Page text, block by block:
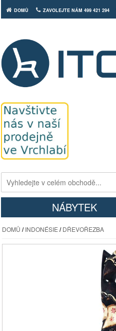
DOMŮ ZAVOLEJTE NÁM 499 421 294
NÁBYTEK
DOMŮ / INDONÉSIE/ DŘEVOŘEZBA